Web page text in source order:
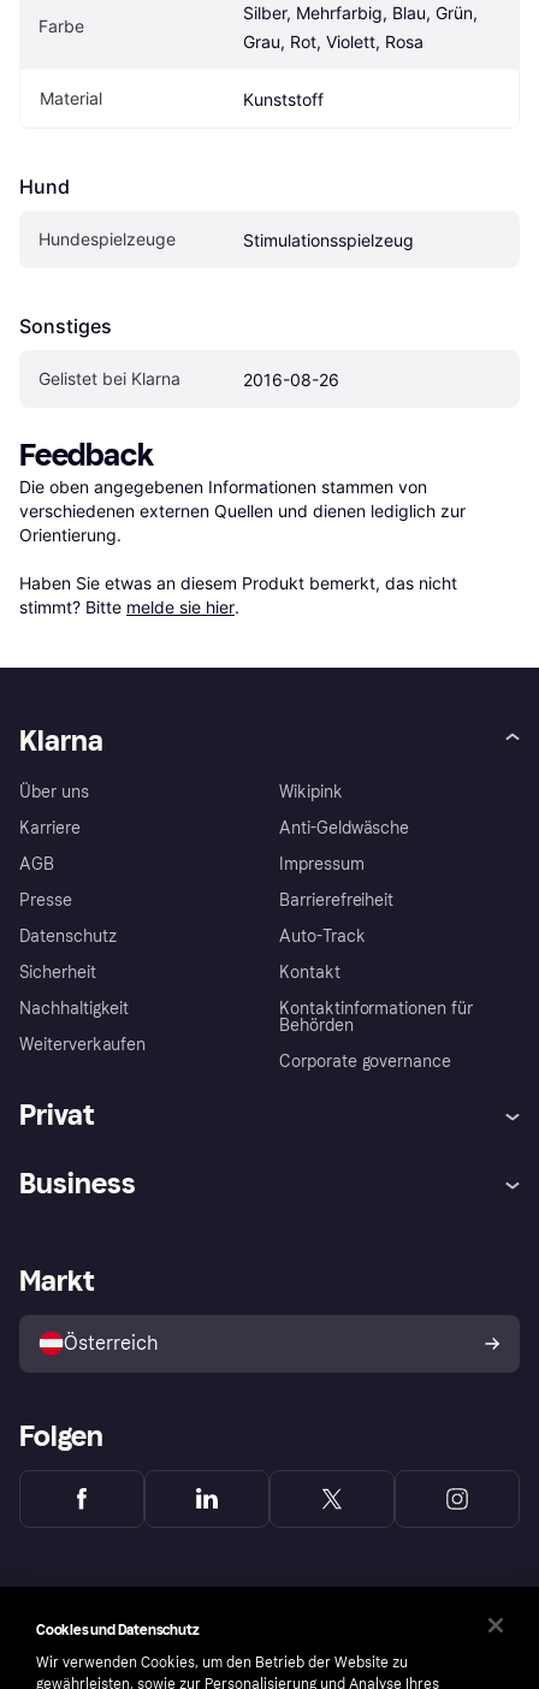
Farbe
Silber, Mehrfarbig, Blau, Grün,
Grau, Rot, Violett, Rosa
Material Kunststoff
Hund
Hundespielzeuge Stimulationsspielzeug
Sonstiges
Gelistet bei Klarna 2016-08-26
Feedback
Die oben angegebenen Informationen stammen von
verschiedenen externen Quellen und dienen lediglich zur
Orientierung.
Haben Sie etwas an diesem Produkt bemerkt, das nicht
stimmt? Bitte melde sie hier.
Klarna
Über uns
Karriere
AGB
Presse
Datenschutz
Sicherheit
Nachhaltigkeit
Weiterverkaufen
Wikipink
Anti-Geldwäsche
Impressum
Barrierefreiheit
Auto-Track
Kontakt
Kontaktinformationen für
Behörden
Corporate governance
Privat
Shops entdecken
Business
Händlerportal
Markt
Österreich
Folgen
Cookies und Datenschutz
Wir verwenden Cookies, um den Betrieb der Website zu
gewährleisten, sowie zur Personalisierung und Analyse Ihres